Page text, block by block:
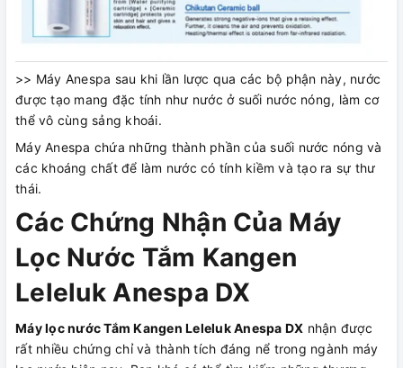
>> Máy Anespa sau khi lần lược qua các bộ phận này, nước
được tạo mang đặc tính như nước ở suối nước nóng, làm cơ
thể vô cùng sảng khoái.
Máy Anespa chứa những thành phần của suối nước nóng và
các khoáng chất để làm nước có tính kiềm và tạo ra sự thư
thái.
Các Chứng Nhận Của Máy
Lọc Nước Tắm Kangen
Leleluk Anespa DX
Máy lọc nước Tắm Kangen Leleluk Anespa DX nhận được
rất nhiều chứng chỉ và thành tích đáng nể trong ngành máy